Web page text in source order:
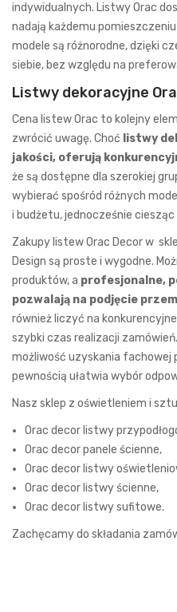
indywidualnych. Listwy Orac
nadają każdemu
modele są różnorodne, dzięki
siebie, bez względu na
Listwy dekoracyjne
Cena listew Orac to kolejny
zwrócić uwagę. Choć listwy
jakości, oferują
że są dostępne dla szerokiej
wybierać spośród różnych
i budżetu, jednocześnie
Zakupy listew Orac Decor w
Design są proste i wygodne.
produktów, a profesjonalne,
pozwalają na podjęcie
również liczyć na
szybki czas realizacji
możliwość uzyskania fachowej
pewnością ułatwia wybór
Nasz sklep z oświetleniem i
Orac decor listwy
Orac decor panele ścienne,
Orac decor listwy
Orac decor listwy ścienne,
Orac decor listwy sufitowe.
Zachęcamy do składania